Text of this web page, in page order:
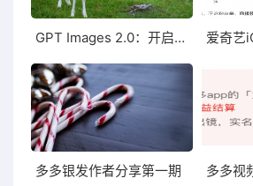
GPT Images 2.0：开启智能图像生成的新纪元
多多银发作者分享第一期